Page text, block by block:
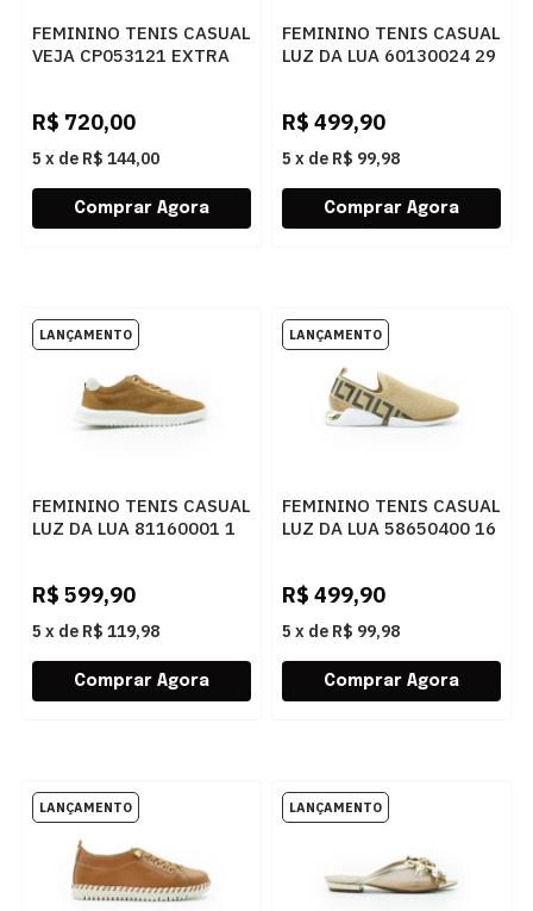
FEMININO TENIS CASUAL
VEJA CP053121 EXTRA
R$ 720,00
5 x de R$ 144,00
FEMININO TENIS CASUAL
LUZ DA LUA 60130024 29
R$ 499,90
5 x de R$ 99,98
FEMININO TENIS CASUAL
LUZ DA LUA 81160001 1
R$ 599,90
5 x de R$ 119,98
FEMININO TENIS CASUAL
LUZ DA LUA 58650400 16
R$ 499,90
5 x de R$ 99,98